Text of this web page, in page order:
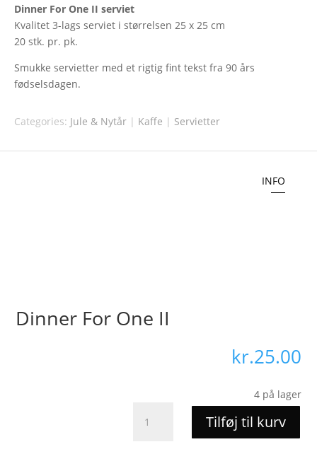
Dinner For One II serviet
Kvalitet 3-lags serviet i størrelsen 25 x 25 cm
20 stk. pr. pk.
Smukke servietter med et rigtig fint tekst fra 90 års
fødselsdagen.
Categories: Jule & Nytår | Kaffe | Servietter
INFO
Dinner For One II
kr.25.00
4 på lager
Tilføj til kurv